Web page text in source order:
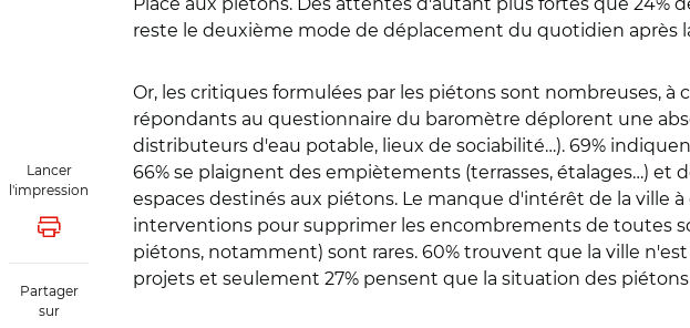
Lancer
l'impression
Lancer l'impression
Partager
sur
reste le deuxième mode de déplacement du quotidien après
Or, les critiques formulées par les piétons sont nombreuses,
répondants au questionnaire du baromètre déplorent une
distributeurs d'eau potable, lieux de sociabilité…). 69%
66% se plaignent des empiètements (terrasses, étalages…) et
espaces destinés aux piétons. Le manque d'intérêt de la ville
interventions pour supprimer les encombrements de toutes
piétons, notamment) sont rares. 60% trouvent que la ville
projets et seulement 27% pensent que la situation des